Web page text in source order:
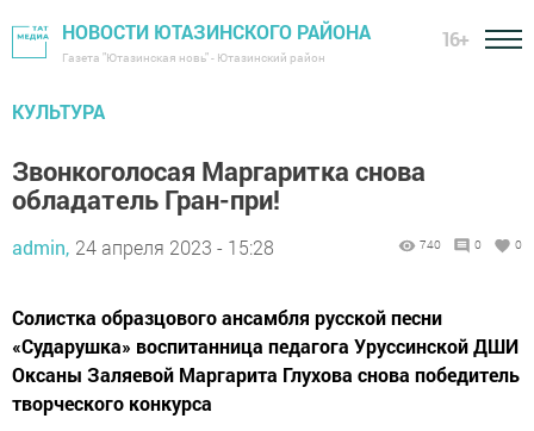
НОВОСТИ ЮТАЗИНСКОГО РАЙОНА
Газета "Ютазинская новь" - Ютазинский район
16+
КУЛЬТУРА
Звонкоголосая Маргаритка снова
обладатель Гран-при!
admin, 24 апреля 2023 - 15:28 740 0 0
Солистка образцового ансамбля русской песни
«Сударушка» воспитанница педагога Уруссинской ДШИ
Оксаны Заляевой Маргарита Глухова снова победитель
творческого конкурса